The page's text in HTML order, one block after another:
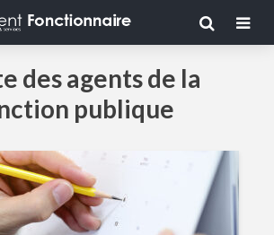
des agents de la
publique